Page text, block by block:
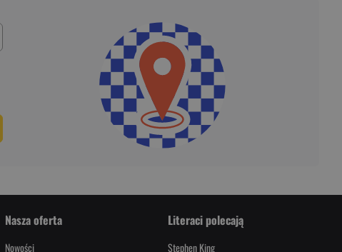
Nasza oferta
Nowości
Literaci polecają
Stephen King